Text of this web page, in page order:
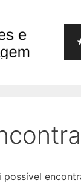
possível